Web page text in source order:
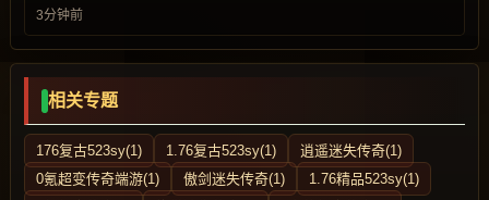
3分钟前
相关专题
176复古523sy(1) 1.76复古523sy(1)
逍遥迷失传奇(1)
0氪超变传奇端游(1)
傲剑迷失传奇(1)
1.76精品523sy(1)